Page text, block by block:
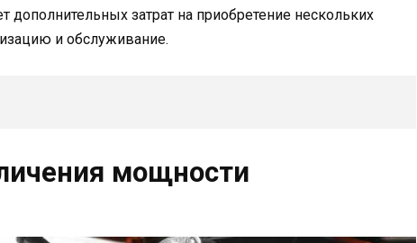
дополнительных затрат на приобретение нескольких
и обслуживание.
мощности